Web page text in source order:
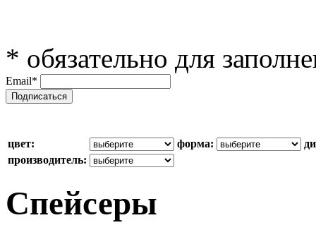
* обязательно для
Email*
цвет: форма:
производитель:
Спейсеры